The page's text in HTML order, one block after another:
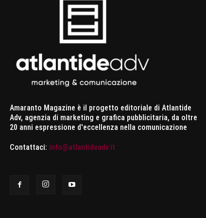
Amaranto Magazine è il progetto editoriale di Atlantide
Adv, agenzia di marketing e grafica pubblicitaria, da oltre
20 anni espressione d'eccellenza nella comunicazione
Contattaci: info@atlantideadv.it